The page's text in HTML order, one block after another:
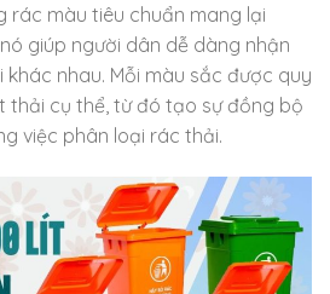
rác màu tiêu chuẩn mang lại
giúp người dân dễ dàng nhận
nhau. Mỗi màu sắc được quy
thải cụ thể, từ đó tạo sự đồng bộ
việc phân loại rác thải.